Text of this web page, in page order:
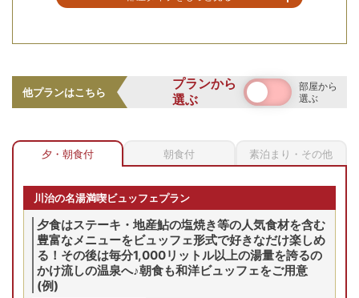
と心落ち着く空間をご提供。客室の窓の正面には平方山が広
がり、のどかな雰囲気に包まれてお寛ぎいただけます。
季節の味覚や地産も楽しむ和洋中ビュッフェ
【別館】喫煙/和室/洗浄機能
お部屋の詳細を見る
8,000
Previous
8/21(金)
残り2 室
10,000
8/22(土)
残り1室
8/23(日)
残り1室
8/24(月)
他プランはこちら
プランから
選ぶ
部屋から
選ぶ
夕・朝食付 朝食付 素泊まり・その他
川治の名湯満喫ビュッフェプラン
夕食はステーキ・地産鮎の塩焼き等の人気食材を含む
豊富なメニューをビュッフェ形式で好きなだけ楽しめ
る！その後は毎分1,000リットル以上の湯量を誇るの
かけ流しの温泉へ♪朝食も和洋ビュッフェをご用意
(例)